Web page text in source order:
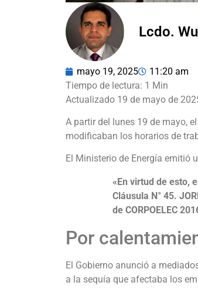
Lcdo.
mayo 19, 2025 11:20 am
Actualizado 19 de mayo de
A partir del lunes 19 de mayo, el
modificaban los horarios de
El Ministerio de Energía emitió
«En virtud de esto,
Cláusula N° 45.
de CORPOELEC
Por
El Gobierno anunció a
a la sequía que afectaba los